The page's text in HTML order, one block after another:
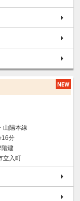
山陽本線
16分
階建
立入町